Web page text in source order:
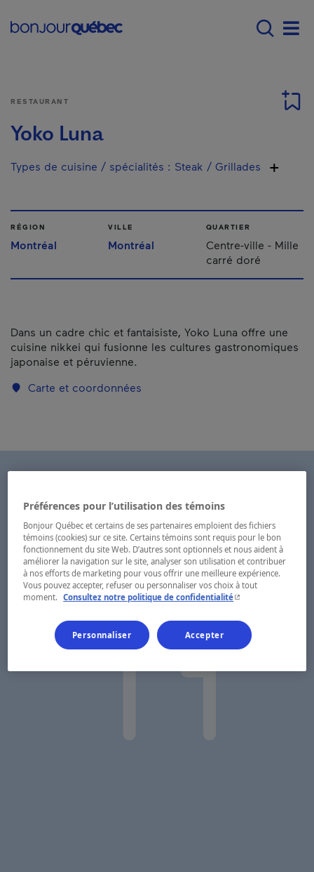
Main navigation -
RESTAURANT
Yoko Luna
Types de cuisine / spécialités : Steak / Grillades
RÉGION
Montréal
VILLE
Montréal
QUARTIER
Centre-ville - Mille
carré doré
Dans un cadre chic et fantaisiste, Yoko Luna offre une
cuisine nikkei qui fusionne les cultures gastronomiques
japonaise et péruvienne.
Carte et coordonnées
Préférences pour l’utilisation des témoins
Bonjour Québec et certains de ses partenaires emploient des fichiers
témoins (cookies) sur ce site. Certains témoins sont requis pour le bon
fonctionnement du site Web. D’autres sont optionnels et nous aident à
améliorer la navigation sur le site, analyser son utilisation et contribuer
à nos efforts de marketing pour vous offrir une meilleure expérience.
Vous pouvez accepter, refuser ou personnaliser vos choix à tout
moment.
Consultez notre politique de confidentialité- Cet hyperlien
Personnaliser Accepter